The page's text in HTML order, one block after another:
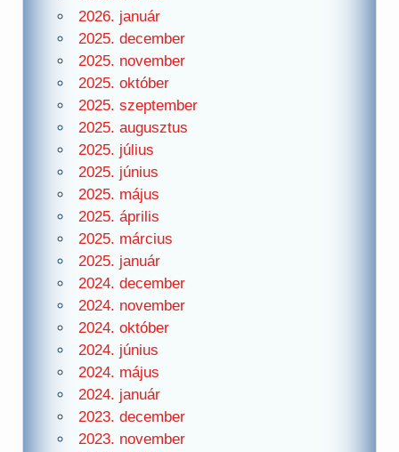
2026. január
2025. december
2025. november
2025. október
2025. szeptember
2025. augusztus
2025. július
2025. június
2025. május
2025. április
2025. március
2025. január
2024. december
2024. november
2024. október
2024. június
2024. május
2024. január
2023. december
2023. november